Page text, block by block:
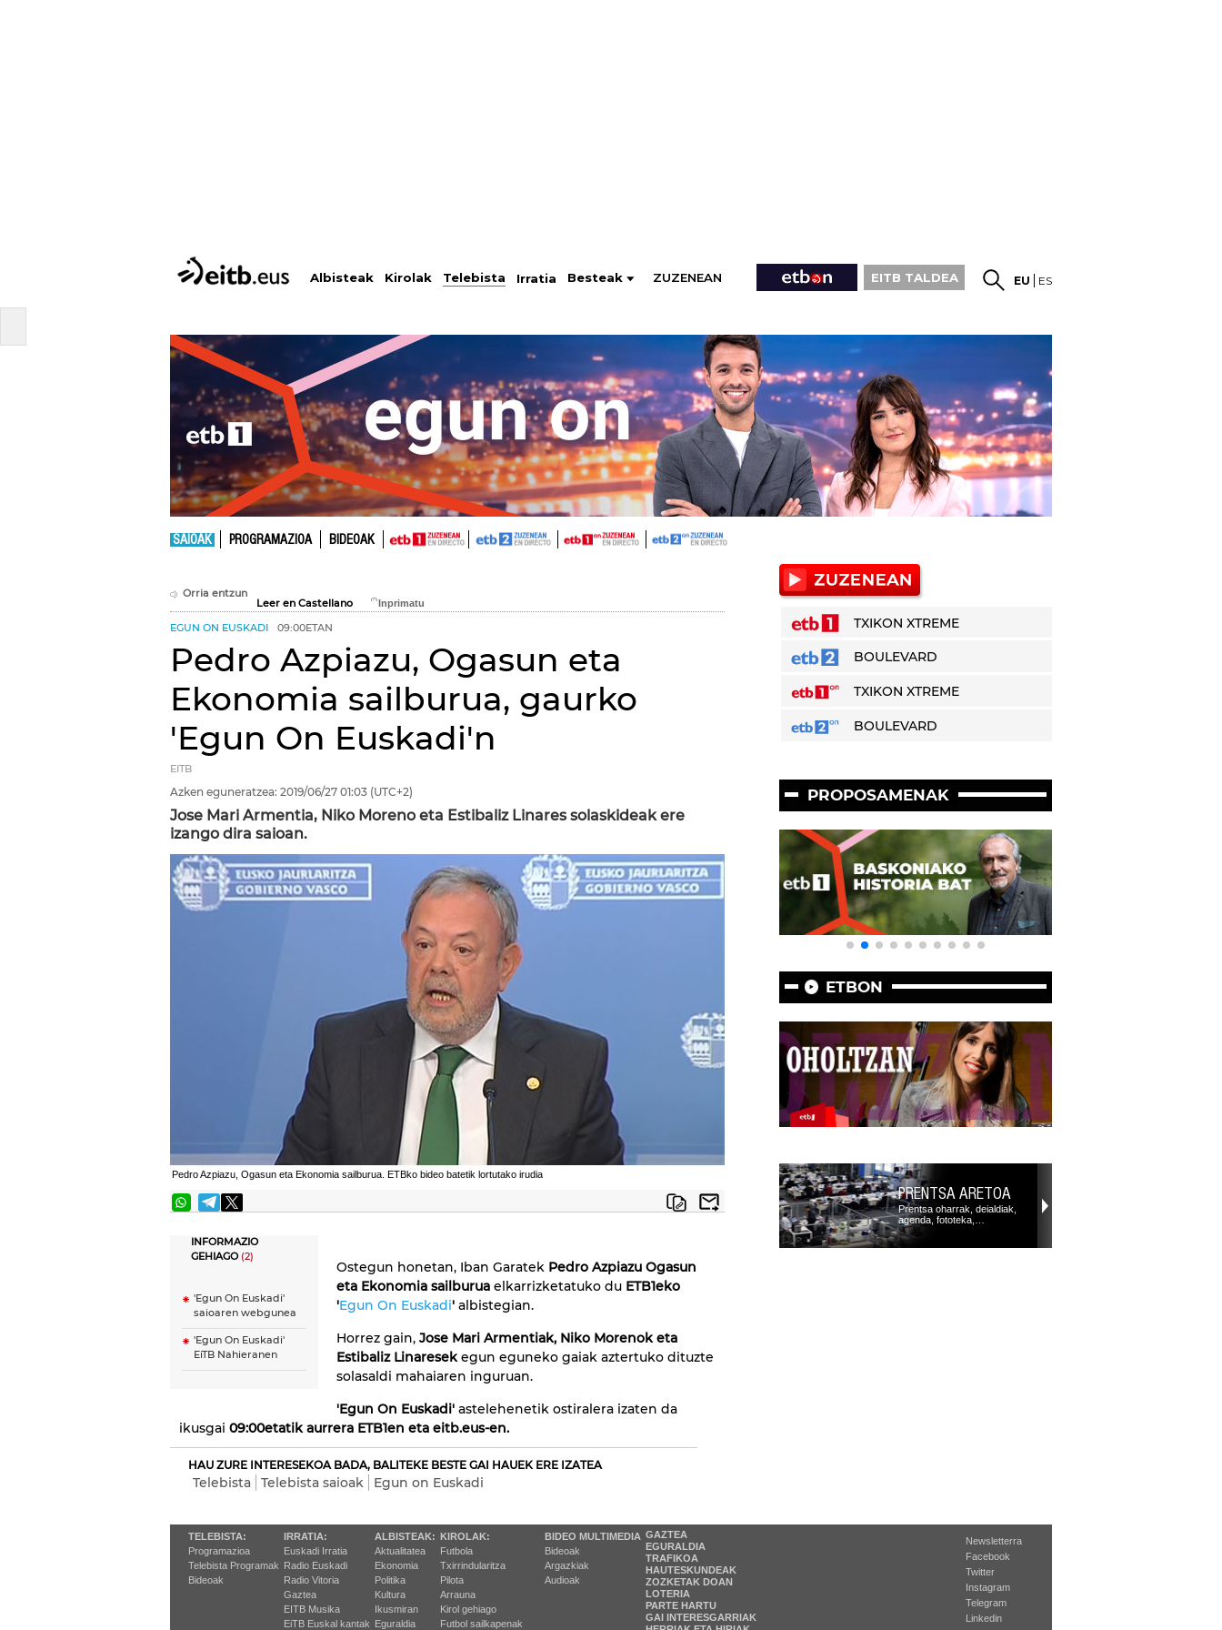
Albisteak Kirolak Telebista Irratia Besteak ZUZENEAN EITB TALDEA EU ES
SAIOAK PROGRAMAZIOA BIDEOAK
Orria entzun
Leer en Castellano
EGUN ON EUSKADI 09:00ETAN
Pedro Azpiazu, Ogasun eta
Ekonomia sailburua, gaurko
'Egun On Euskadi'n
EITB
Azken eguneratzea: 2019/06/27 01:03 (UTC+2)
Jose Mari Armentia, Niko Moreno eta Estibaliz Linares solaskideak ere
izango dira saioan.
Pedro Azpiazu, Ogasun eta Ekonomia sailburua. ETBko bideo batetik lortutako irudia
INFORMAZIO
GEHIAGO(2)
'Egun On Euskadi'
saioaren webgunea
'Egun On Euskadi'
EiTB Nahieranen
Ostegun honetan, Iban Garatek Pedro Azpiazu Ogasun
eta Ekonomia sailburua elkarrizketatuko du ETB1eko
'Egun On Euskadi' albistegian.
Horrez gain, Jose Mari Armentiak, Niko Morenok eta
Estibaliz Linaresekegun eguneko gaiak aztertuko dituzte
solasaldi mahaiaren inguruan.
'Egun On Euskadi' astelehenetik ostiralera izaten da
ikusgai 09:00etatik aurrera ETB1en eta eitb.eus-en.
HAU ZURE INTERESEKOA BADA, BALITEKE BESTE GAI HAUEK ERE IZATEA
Telebista Telebista saioak Egun on Euskadi
TXIKON XTREME
BOULEVARD
TXIKON XTREME
BOULEVARD
PROPOSAMENAK
ETBON
PRENTSA ARETOA
Prentsa oharrak, deialdiak,
agenda, fototeka,…
TELEBISTA:
Programazioa
Telebista Programak
Bideoak
IRRATIA:
Euskadi Irratia
Radio Euskadi
Radio Vitoria
Gaztea
EITB Musika
EiTB Euskal kantak
ALBISTEAK:
Aktualitatea
Ekonomia
Politika
Kultura
Ikusmiran
Eguraldia
KIROLAK:
Futbola
Txirrindularitza
Pilota
Arrauna
Kirol gehiago
Futbol sailkapenak
BIDEO MULTIMEDIA
Bideoak
Argazkiak
Audioak
GAZTEA
EGURALDIA
TRAFIKOA
HAUTESKUNDEAK
ZOZKETAK DOAN
LOTERIA
PARTE HARTU
GAI INTERESGARRIAK
Newsletterra
Facebook
Twitter
Instagram
Telegram
Linkedin